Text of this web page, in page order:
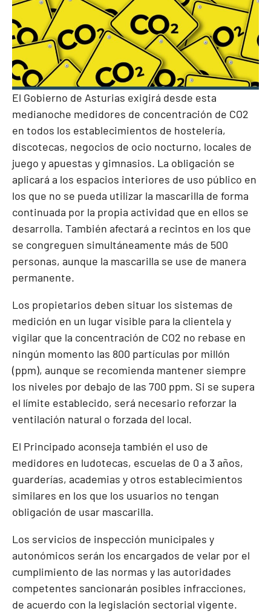
El Gobierno de Asturias exigirá desde esta
medianoche medidores de concentración de CO2
en todos los establecimientos de hostelería,
discotecas, negocios de ocio nocturno, locales de
juego y apuestas y gimnasios. La obligación se
aplicará a los espacios interiores de uso público en
los que no se pueda utilizar la mascarilla de forma
continuada por la propia actividad que en ellos se
desarrolla. También afectará a recintos en los que
se congreguen simultáneamente más de 500
personas, aunque la mascarilla se use de manera
permanente.
Los propietarios deben situar los sistemas de
medición en un lugar visible para la clientela y
vigilar que la concentración de CO2 no rebase en
ningún momento las 800 partículas por millón
(ppm), aunque se recomienda mantener siempre
los niveles por debajo de las 700 ppm. Si se supera
el límite establecido, será necesario reforzar la
ventilación natural o forzada del local.
El Principado aconseja también el uso de
medidores en ludotecas, escuelas de 0 a 3 años,
guarderías, academias y otros establecimientos
similares en los que los usuarios no tengan
obligación de usar mascarilla.
Los servicios de inspección municipales y
autonómicos serán los encargados de velar por el
cumplimiento de las normas y las autoridades
competentes sancionarán posibles infracciones,
de acuerdo con la legislación sectorial vigente.